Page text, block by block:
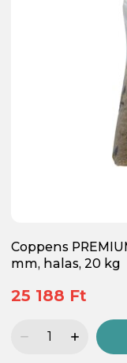
Coppens
mm, halas, 20 kg
25 188 Ft